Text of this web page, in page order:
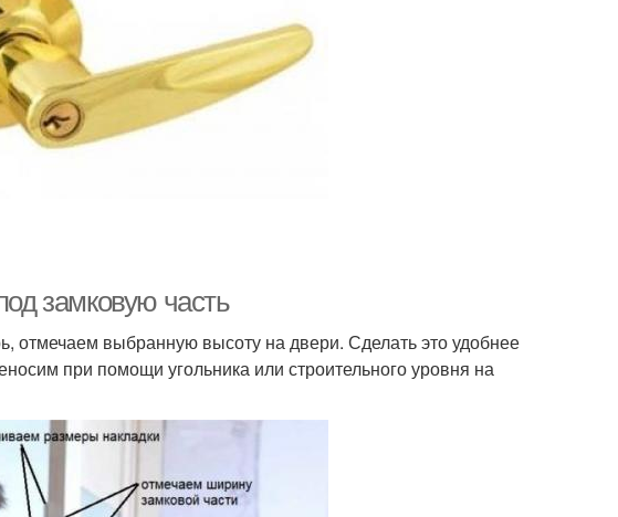
замковую часть
отмечаем выбранную высоту на двери. Сделать это удобнее
при помощи угольника или строительного уровня на